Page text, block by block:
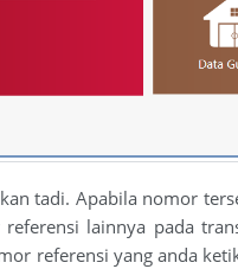
tadi. Apabila nomor
lainnya pada
referensi yang anda